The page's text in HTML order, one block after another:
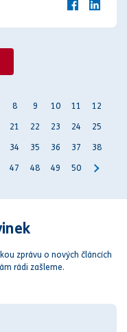
8 9 10 11 12
21 22 23 24 25
34 35 36 37 38
47 48 49 50
zprávu o nových článcích
rádi zašleme.